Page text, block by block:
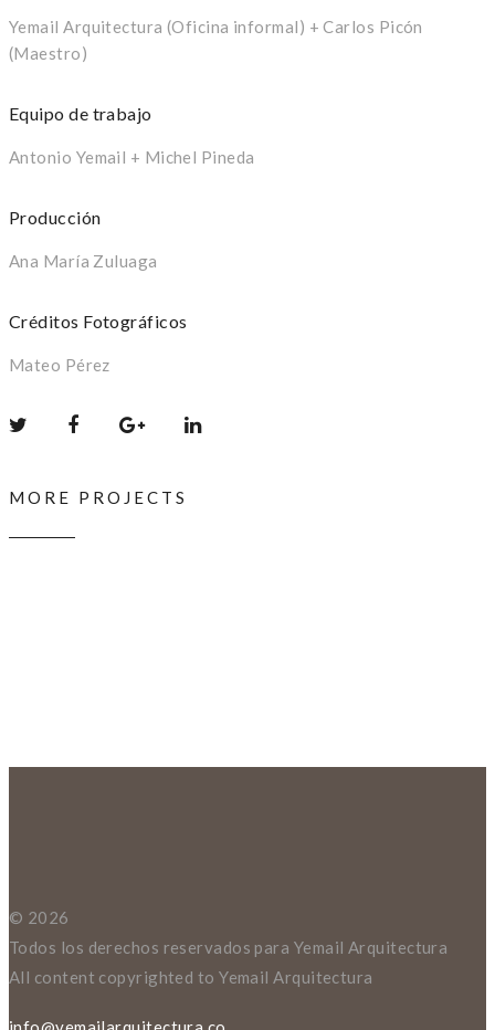
Yemail Arquitectura (Oficina informal) + Carlos Picón
(Maestro)
Equipo de trabajo
Antonio Yemail + Michel Pineda
Producción
Ana María Zuluaga
Créditos Fotográficos
Mateo Pérez
MORE PROJECTS
© 2026
Todos los derechos reservados para Yemail Arquitectura
All content copyrighted to Yemail Arquitectura